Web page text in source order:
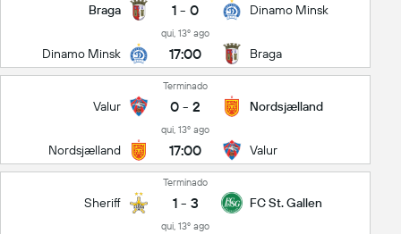
Braga 1 - 0 Dinamo Minsk
Dinamo Minsk
qui, 13º ago
17:00 Braga
Valur
Terminado
0 - 2 Nordsjælland
Nordsjælland
qui, 13º ago
17:00 Valur
Sheriff
Terminado
1 - 3 FC St. Gallen
qui, 13º ago